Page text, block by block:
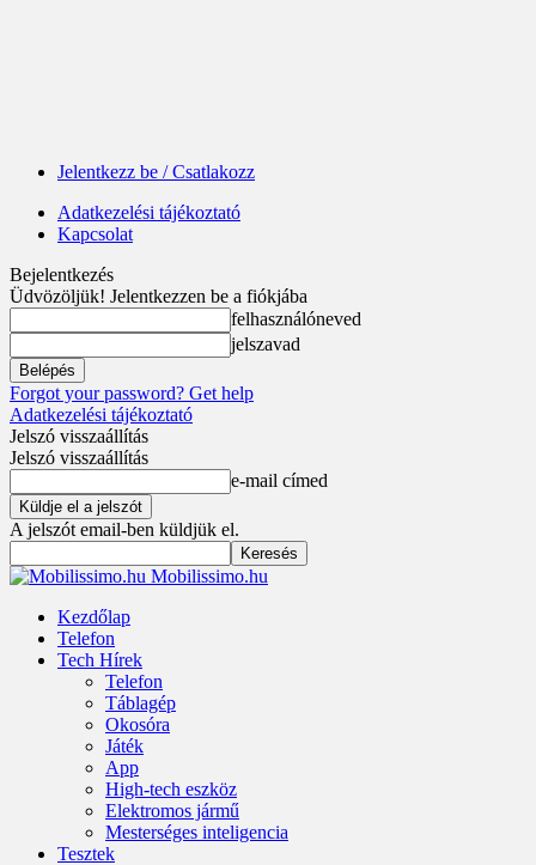
Jelentkezz be / Csatlakozz
Adatkezelési tájékoztató
Kapcsolat
Bejelentkezés
Üdvözöljük! Jelentkezzen be a fiókjába
felhasználóneved
jelszavad
Forgot your password? Get help
Adatkezelési tájékoztató
Jelszó visszaállítás
Jelszó visszaállítás
e-mail címed
A jelszót email-ben küldjük el.
Mobilissimo.hu
Kezdőlap
Telefon
Tech Hírek
Telefon
Táblagép
Okosóra
Játék
App
High-tech eszköz
Elektromos jármű
Mesterséges inteligencia
Tesztek